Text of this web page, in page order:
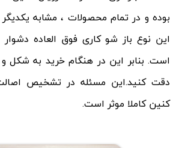
بوده و در تمام محصولات ، مشابه
این نوع باز شو کاری فوق العاده
است. بنابر این در هنگام خرید به شکل و
دقت کنید.این مسئله در تشخیص
کنین کاملا موثر است.